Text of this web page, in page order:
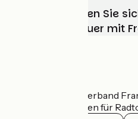
Wählen, bereiten Sie
Ihr Radabenteuer mit
Der nationale Verband
offizielle Leitfaden für